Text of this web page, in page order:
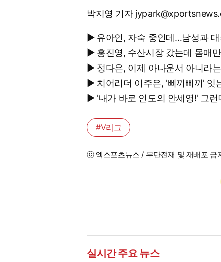
박지영 기자
▶ 유아인, 자숙 중인데…남성과
▶ 홍진영, 수산시장 갔는데 몸
▶ 정다은, 이제 아나운서 아니
▶ 치어리더 이주은, '삐끼삐끼'
▶ '내가 바로 인도의 안세영!' 그
#V리그
ⓒ 엑스포츠뉴스 / 무단전재 및 재배포 금
실시간 주요 뉴스